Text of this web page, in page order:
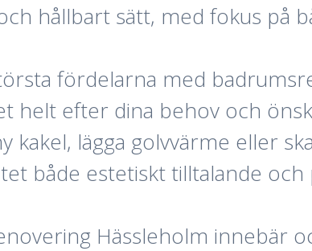
hållbart sätt, med fokus på
fördelarna med
helt efter dina behov och
kakel, lägga golvvärme eller
både estetiskt tilltalande
Hässleholm innebär